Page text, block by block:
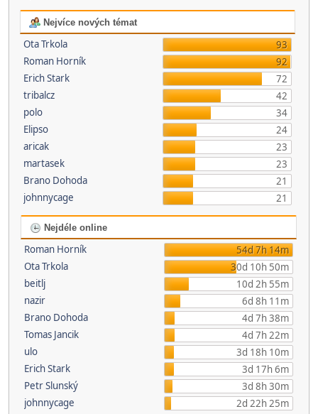
Nejvíce nových témat
Ota Trkola
93
Roman Horník
92
Erich Stark
72
tribalcz
42
polo
34
Elipso
24
aricak
23
martasek
23
Brano Dohoda
21
johnnycage
21
Nejdéle online
Roman Horník
54d 7h 14m
Ota Trkola
30d 10h 50m
beitlj
10d 2h 55m
nazir
6d 8h 11m
Brano Dohoda
4d 7h 38m
Tomas Jancik
4d 7h 22m
ulo
3d 18h 10m
Erich Stark
3d 17h 6m
Petr Slunský
3d 8h 30m
johnnycage
2d 22h 25m